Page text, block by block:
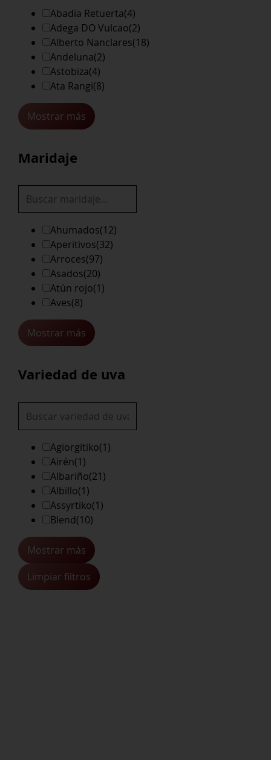
Abadia Retuerta(4)
Adega DO Vulcao(2)
Alberto Nanclares(18)
Andeluna(2)
Astobiza(4)
Ata Rangi(8)
Mostrar más
Maridaje
Ahumados(12)
Aperitivos(32)
Arroces(97)
Asados(20)
Atún rojo(1)
Aves(8)
Mostrar más
Variedad de uva
Agiorgitiko(1)
Airén(1)
Albariño(21)
Albillo(1)
Assyrtiko(1)
Blend(10)
Mostrar más
Limpiar filtros